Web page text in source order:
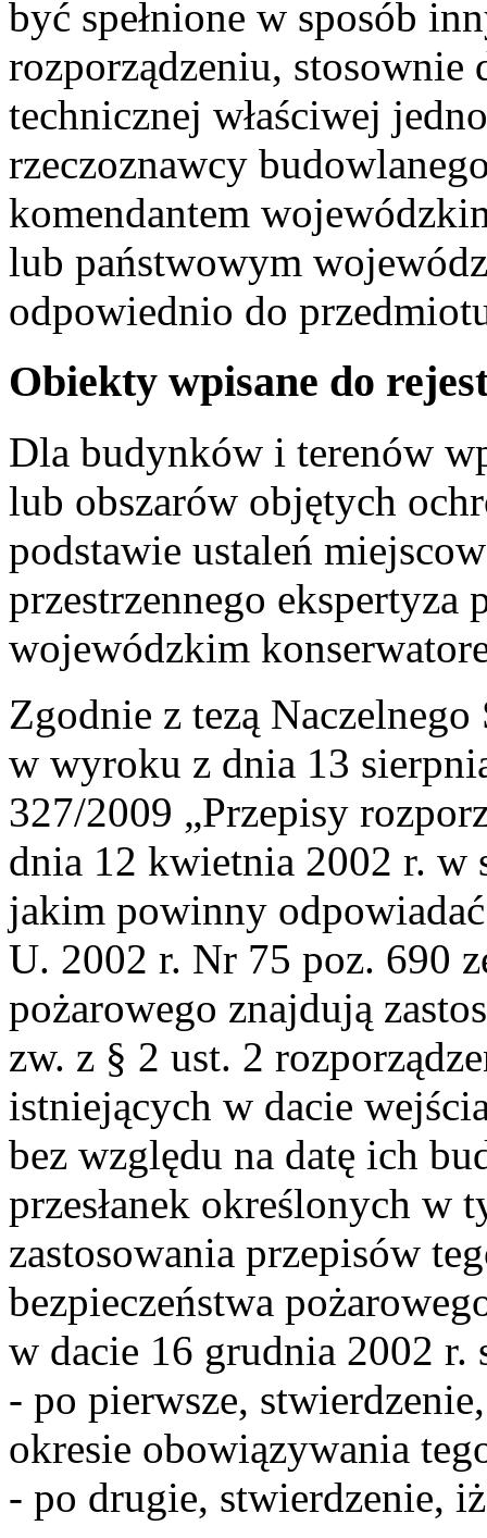
być spełnione w sposób
rozporządzeniu, stosownie
technicznej właściwej
rzeczoznawcy
komendantem
lub państwowym
odpowiednio do
Obiekty wpisane do
Dla budynków i terenów
lub obszarów objętych
podstawie ustaleń
przestrzennego
wojewódzkim
Zgodnie z tezą
w wyroku z dnia 13
327/2009 „Przepisy
dnia 12 kwietnia 2002 r. w
jakim powinny
U. 2002 r. Nr 75 poz. 690
pożarowego znajdują
zw. z § 2 ust. 2
istniejących w dacie
bez względu na datę ich
przesłanek określonych w
zastosowania przepisów
bezpieczeństwa
w dacie 16 grudnia 2002 r.
- po pierwsze,
okresie obowiązywania
- po drugie, stwierdzenie,